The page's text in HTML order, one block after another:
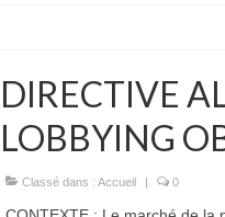
DIRECTIVE
LOBBYING
Classé dans : Accueil | 0